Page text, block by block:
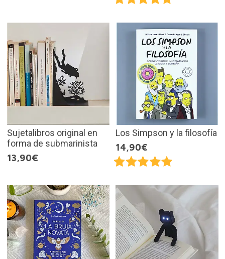
Sujetalibros original en
forma de submarinista
13,90€
Los Simpson y la filosofía
14,90€